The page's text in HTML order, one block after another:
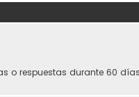
o respuestas durante 60